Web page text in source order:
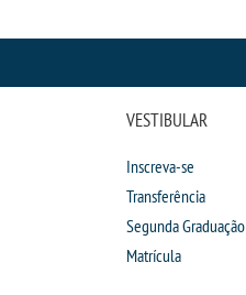
VESTIBULAR
Inscreva-se
Transferência
Segunda Graduação
Matrícula